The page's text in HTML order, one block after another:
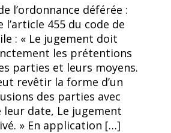
l’ordonnance déférée :
l’article 455 du code de
: « Le jugement doit
les prétentions
parties et leurs moyens.
revêtir la forme d’un
des parties avec
leur date, Le jugement
» En application […]